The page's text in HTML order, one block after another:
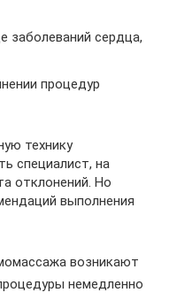
заболеваний сердца,
процедур
технику
специалист, на
отклонений. Но
выполнения
возникают
немедленно